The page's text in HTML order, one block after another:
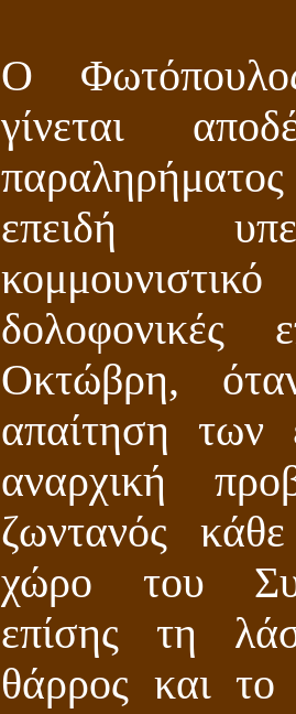
Ο
γίνεται
παραληρήματος
επειδή
δολοφονικές
Οκτώβρη,
απαίτηση των
αναρχική
ζωντανός
χώρο του
επίσης τη
θάρρος και το